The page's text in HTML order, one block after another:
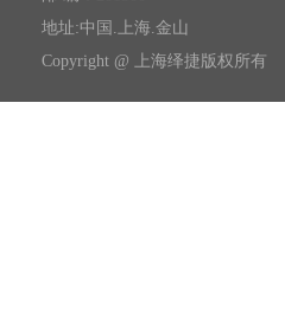
地址:中国.上海.金山
Copyright @ 上海绎捷版权所有